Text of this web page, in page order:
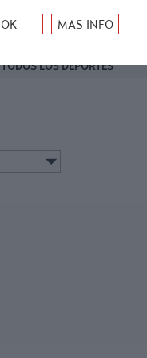
TODOS LOS DEPORTES